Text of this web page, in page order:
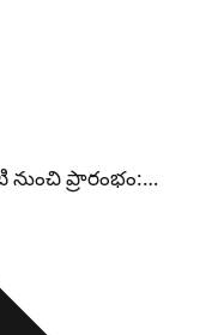
నుంచి ప్రారంభం:…